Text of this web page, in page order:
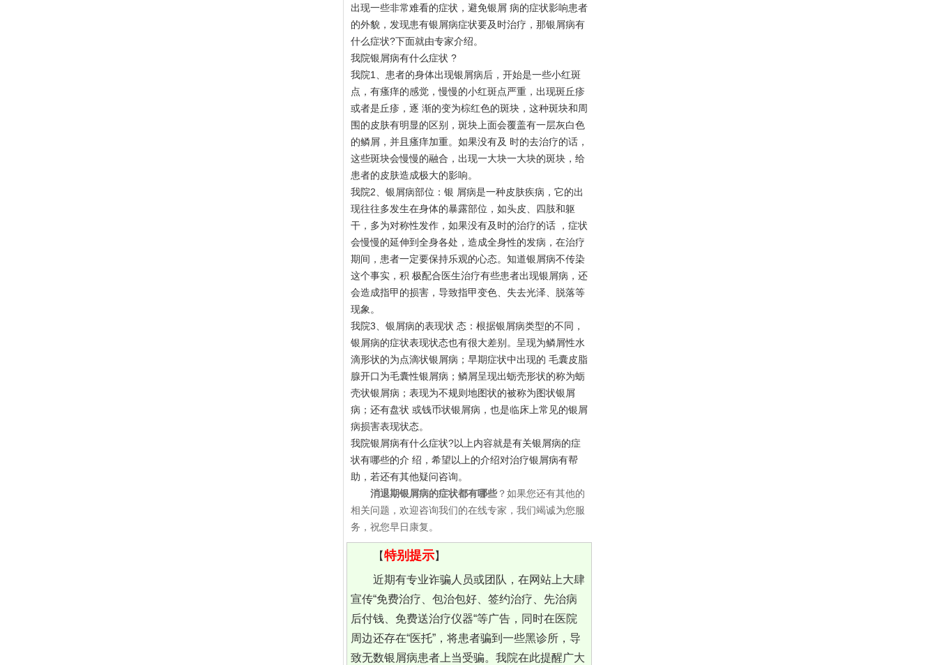
出现一些非常难看的症状，避免银屑 病的症状影响患者
的外貌，发现患有银屑病症状要及时治疗，那银屑病有
什么症状?下面就由专家介绍。
我院银屑病有什么症状 ?
我院1、患者的身体出现银屑病后，开始是一些小红斑
点，有瘙痒的感觉，慢慢的小红斑点严重，出现斑丘疹
或者是丘疹，逐 渐的变为棕红色的斑块，这种斑块和周
围的皮肤有明显的区别，斑块上面会覆盖有一层灰白色
的鳞屑，并且瘙痒加重。如果没有及 时的去治疗的话，
这些斑块会慢慢的融合，出现一大块一大块的斑块，给
患者的皮肤造成极大的影响。
我院2、银屑病部位：银 屑病是一种皮肤疾病，它的出
现往往多发生在身体的暴露部位，如头皮、四肢和躯
干，多为对称性发作，如果没有及时的治疗的话 ，症状
会慢慢的延伸到全身各处，造成全身性的发病，在治疗
期间，患者一定要保持乐观的心态。知道银屑病不传染
这个事实，积 极配合医生治疗有些患者出现银屑病，还
会造成指甲的损害，导致指甲变色、失去光泽、脱落等
现象。
我院3、银屑病的表现状 态：根据银屑病类型的不同，
银屑病的症状表现状态也有很大差别。呈现为鳞屑性水
滴形状的为点滴状银屑病；早期症状中出现的 毛囊皮脂
腺开口为毛囊性银屑病；鳞屑呈现出蛎壳形状的称为蛎
壳状银屑病；表现为不规则地图状的被称为图状银屑
病；还有盘状 或钱币状银屑病，也是临床上常见的银屑
病损害表现状态。
我院银屑病有什么症状?以上内容就是有关银屑病的症
状有哪些的介 绍，希望以上的介绍对治疗银屑病有帮
助，若还有其他疑问咨询。
消退期银屑病的症状都有哪些 ？如果您还有其他的
相关问题，欢迎咨询我们的在线专家，我们竭诚为您服
务，祝您早日康复。
【特别提示】
近期有专业诈骗人员或团队，在网站上大肆
宣传“免费治疗、包治包好、签约治疗、先治病
后付钱、免费送治疗仪器“等广告，同时在医院
周边还存在“医托”，将患者骗到一些黑诊所，导
致无数银屑病患者上当受骗。我院在此提醒广大